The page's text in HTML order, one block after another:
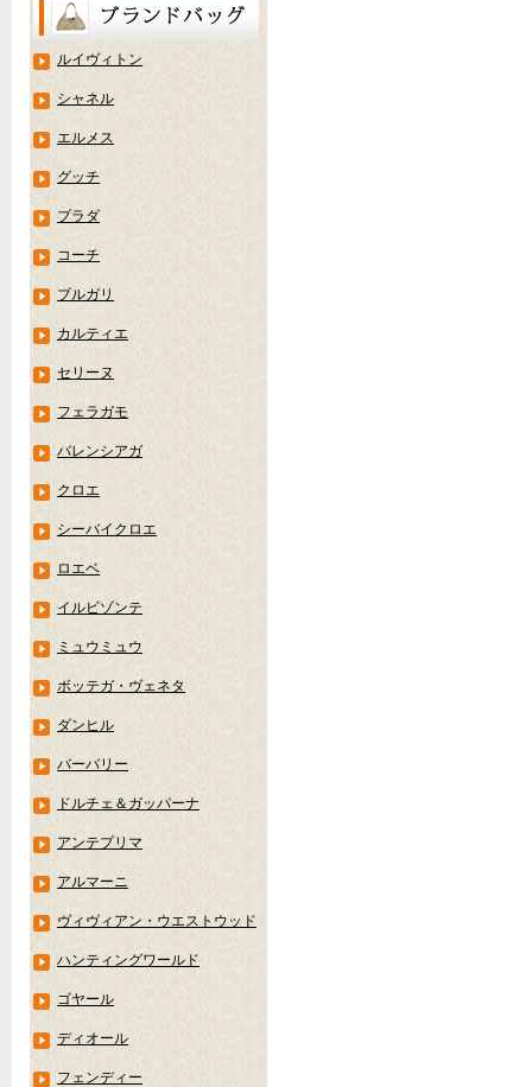
ルイヴィトン
シャネル
エルメス
グッチ
プラダ
コーチ
ブルガリ
カルティエ
セリーヌ
フェラガモ
バレンシアガ
クロエ
シーバイクロエ
ロエベ
イルビゾンテ
ミュウミュウ
ボッテガ・ヴェネタ
ダンヒル
バーバリー
ドルチェ＆ガッパーナ
アンテプリマ
アルマーニ
ヴィヴィアン・ウエストウッド
ハンティングワールド
ゴヤール
ディオール
フェンディー